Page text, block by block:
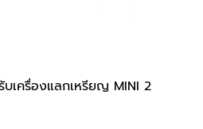
เครื่องแลกเหรียญ MINI 2